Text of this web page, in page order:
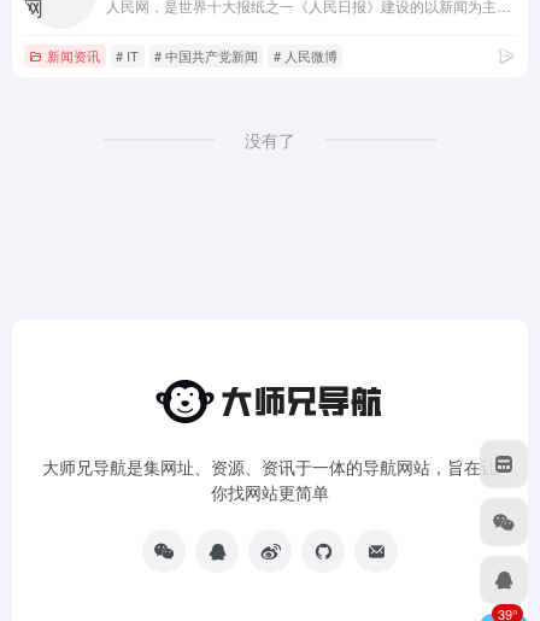
新闻资讯 # IT # 中国共产党新闻 # 人民微博
没有了
大师兄导航是集网址、资源、资讯于一体的导航网站，旨在让
你找网站更简单
39°